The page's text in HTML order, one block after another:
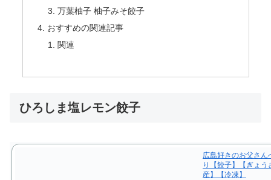
万葉柚子 柚子みそ餃子
おすすめの関連記事
関連
ひろしま塩レモン餃子
広島好きのお父さ
り【餃子】【ぎょ
産】【冷凍】